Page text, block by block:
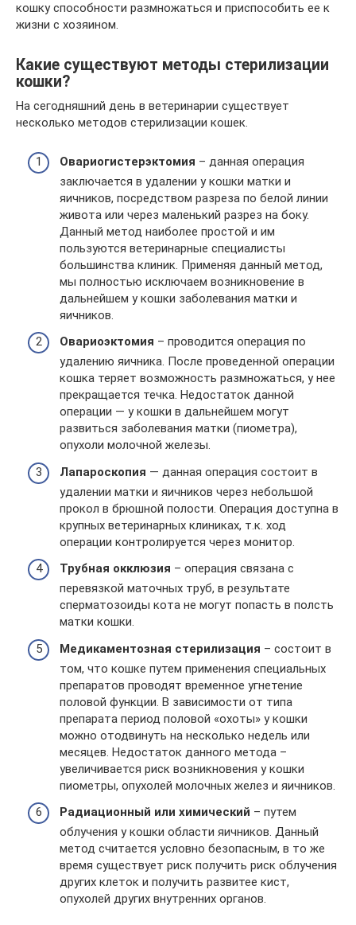
кошку способности размножаться и приспособить ее к
жизни с хозяином.
Какие существуют методы стерилизации
кошки?
На сегодняшний день в ветеринарии существует
несколько методов стерилизации кошек.
Овариогистерэктомия – данная операция
заключается в удалении у кошки матки и
яичников, посредством разреза по белой линии
живота или через маленький разрез на боку.
Данный метод наиболее простой и им
пользуются ветеринарные специалисты
большинства клиник. Применяя данный метод,
мы полностью исключаем возникновение в
дальнейшем у кошки заболевания матки и
яичников.
Овариоэктомия – проводится операция по
удалению яичника. После проведенной операции
кошка теряет возможность размножаться, у нее
прекращается течка. Недостаток данной
операции — у кошки в дальнейшем могут
развиться заболевания матки (пиометра),
опухоли молочной железы.
Лапароскопия — данная операция состоит в
удалении матки и яичников через небольшой
прокол в брюшной полости. Операция доступна в
крупных ветеринарных клиниках, т.к. ход
операции контролируется через монитор.
Трубная окклюзия – операция связана с
перевязкой маточных труб, в результате
сперматозоиды кота не могут попасть в полсть
матки кошки.
Медикаментозная стерилизация – состоит в
том, что кошке путем применения специальных
препаратов проводят временное угнетение
половой функции. В зависимости от типа
препарата период половой «охоты» у кошки
можно отодвинуть на несколько недель или
месяцев. Недостаток данного метода –
увеличивается риск возникновения у кошки
пиометры, опухолей молочных желез и яичников.
Радиационный или химический – путем
облучения у кошки области яичников. Данный
метод считается условно безопасным, в то же
время существует риск получить риск облучения
других клеток и получить развитее кист,
опухолей других внутренних органов.